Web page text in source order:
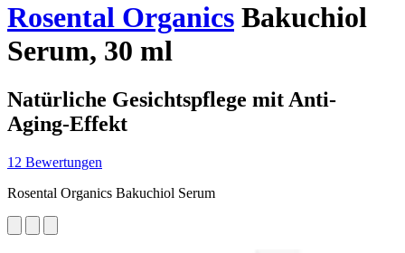
Rosental Organics Bakuchiol
Serum, 30 ml
Natürliche Gesichtspflege mit Anti-
Aging-Effekt
12 Bewertungen
Rosental Organics Bakuchiol Serum